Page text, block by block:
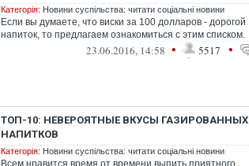
Категорія: Новини суспільства: читати соціальні новини
Если вы думаете, что виски за 100 долларов - дорогой
напиток, то предлагаем ознакомиться с этим списком.
23.06.2016, 14:58 • 5517 •
ТОП-10: НЕВЕРОЯТНЫЕ ВКУСЫ ГАЗИРОВАННЫХ
НАПИТКОВ
Категорія: Новини суспільства: читати соціальні новини
Всем нравится время от времени выпить приятного